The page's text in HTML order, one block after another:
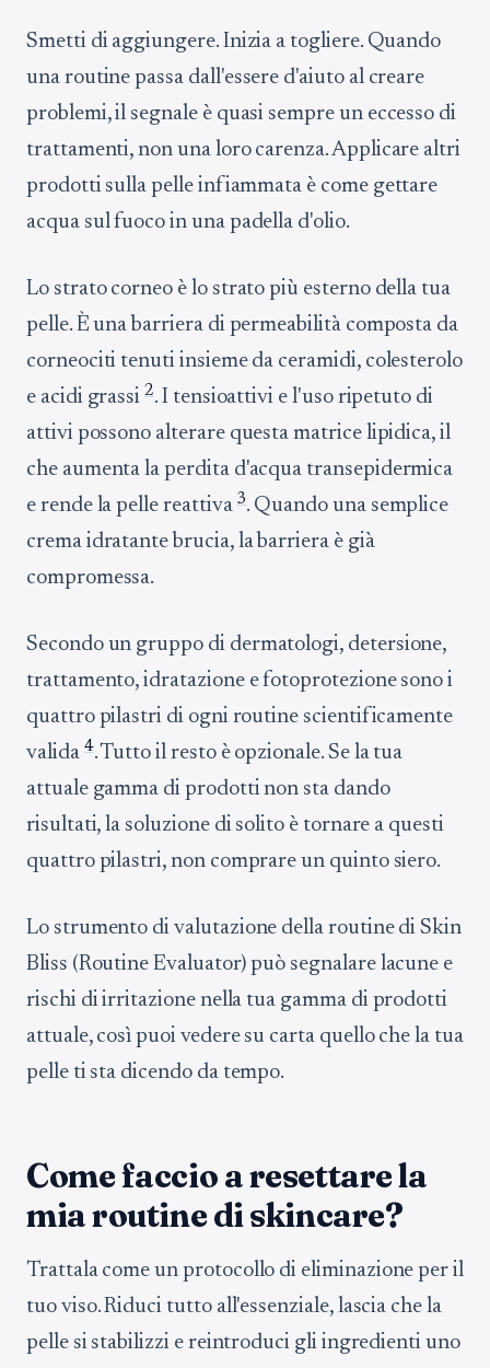
Smetti di aggiungere. Inizia a togliere. Quando
una routine passa dall'essere d'aiuto al creare
problemi, il segnale è quasi sempre un eccesso di
trattamenti, non una loro carenza. Applicare altri
prodotti sulla pelle infiammata è come gettare
acqua sul fuoco in una padella d'olio.
Lo strato corneo è lo strato più esterno della tua
pelle. È una barriera di permeabilità composta da
corneociti tenuti insieme da ceramidi, colesterolo
e acidi grassi2. I tensioattivi e l'uso ripetuto di
attivi possono alterare questa matrice lipidica, il
che aumenta la perdita d'acqua transepidermica
e rende la pelle reattiva 3. Quando una semplice
crema idratante brucia, la barriera è già
compromessa.
Secondo un gruppo di dermatologi, detersione,
trattamento, idratazione e fotoprotezione sono i
quattro pilastri di ogni routine scientificamente
valida 4. Tutto il resto è opzionale. Se la tua
attuale gamma di prodotti non sta dando
risultati, la soluzione di solito è tornare a questi
quattro pilastri, non comprare un quinto siero.
Lo strumento di valutazione della routine di Skin
Bliss (Routine Evaluator) può segnalare lacune e
rischi di irritazione nella tua gamma di prodotti
attuale, così puoi vedere su carta quello che la tua
pelle ti sta dicendo da tempo.
Come faccio a resettare la
mia routine di skincare?
Trattala come un protocollo di eliminazione per il
tuo viso. Riduci tutto all'essenziale, lascia che la
pelle si stabilizzi e reintroduci gli ingredienti uno